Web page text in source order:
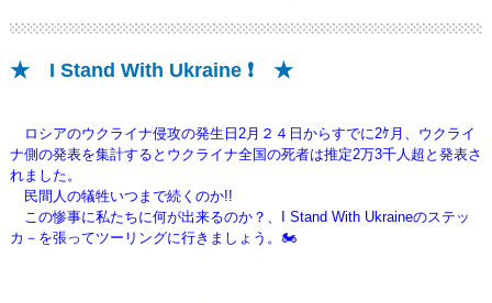
★ I Stand With Ukraine ❗ ★
ロシアのウクライナ侵攻の発生日2月２４日からすでに2ｹ月、ウクライ
ナ側の発表を集計するとウクライナ全国の死者は推定2万3千人超と 発表さ
れました。
民間人の犠牲いつまで続くのか!!
この惨事に私たちに何が出来るのか？、I Stand With Ukraineのステッ
カ－を張ってツーリングに行きましょう。🏍️